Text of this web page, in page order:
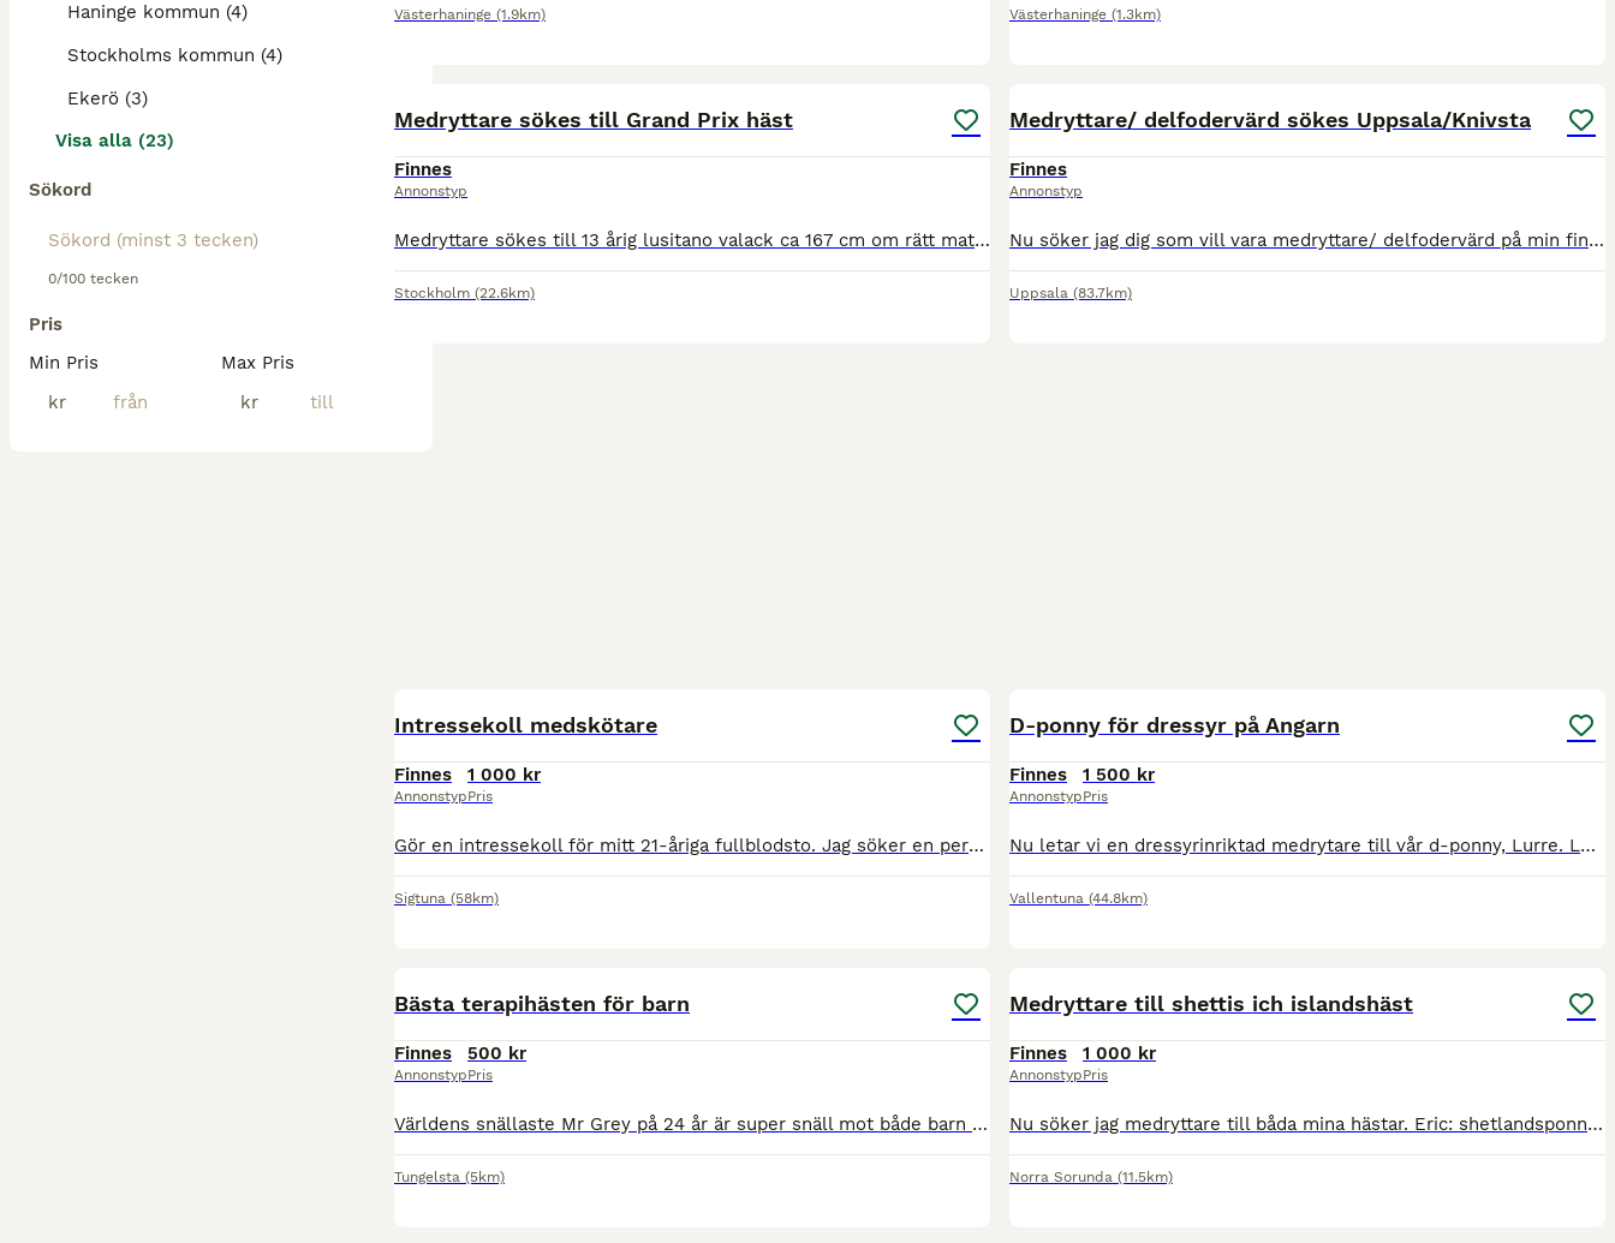
Haninge kommun (4)
Stockholms kommun (4)
Ekerö (3)
Visa alla (23)
Sökord
0/100 tecken
Pris
Min Pris
kr
Max Pris
kr
Västerhaninge (1.9km) Västerhaninge (1.3km)
Medryttare sökes till Grand Prix häst
Finnes
Annonstyp
Medryttare sökes till 13 årig lusitano valack ca 167 cm om rätt match hittas. Söker rutinerad vuxen dressyrryttare som kan hjälpa mig 1-2 dagar i veckan och hjälp när jag reser bort. Ridning och stal
Stockholm (22.6km)
Medryttare/ delfodervärd sökes Uppsala/Knivsta
Finnes
Annonstyp
Nu söker jag dig som vill vara medryttare/ delfodervärd på min fina fullblodsvalack 3 dagar per vecka med flexibilitet för att även kunna hjälpa till mer vid semestrar, storhelger osv. Musse är 161
Uppsala (83.7km)
Intressekoll medskötare
Finnes
Annonstyp
1 000 kr
Pris
Gör en intressekoll för mitt 21-åriga fullblodsto. Jag söker en person som har som största intresse i att mysa och pyssla med hästen och bara hänga i stallet med allt vad det innebär,då hon först och
Sigtuna (58km)
D-ponny för dressyr på Angarn
Finnes
Annonstyp
1 500 kr
Pris
Nu letar vi en dressyrinriktad medrytare till vår d-ponny, Lurre. Lurre tränas och tävlas i hoppning, och har tävlat upp till msva. Hon är ett 13 årigt sto, från irland. Lurre står på Angarns Rörby g
Vallentuna (44.8km)
Bästa terapihästen för barn
Finnes
Annonstyp
500 kr
Pris
Världens snällaste Mr Grey på 24 år är super snäll mot både barn och vuxna, Älskar att bli ompysslad och passar perfekt för barn med särskilda behov. Vi ser att du som förälder har hästvana och kan
Tungelsta (5km)
Medryttare till shettis ich islandshäst
Finnes
Annonstyp
1 000 kr
Pris
Nu söker jag medryttare till båda mina hästar. Eric: shetlandsponny, ca 107 hög och suuuupersnäll söker en liten medryttare. Har tävlats i både ponnytrav och monte så han kan springa snabbt. Gärna en
Norra Sorunda (11.5km)